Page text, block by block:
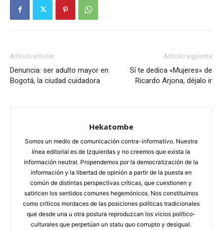
Artículo anterior
Denuncia: ser adulto mayor en
Bogotá, la ciudad cuidadora
Artículo siguiente
Sí te dedica «Mujeres» de
Ricardo Arjona, déjalo ir
Hekatombe
Somos un medio de comunicación contra-informativo. Nuestra
línea editorial es de Izquierdas y no creemos que exista la
información neutral. Propendemos por la democratización de la
información y la libertad de opinión a partir de la puesta en
común de distintas perspectivas críticas, que cuestionen y
satiricen los sentidos comunes hegemónicos. Nos constituimos
como críticos mordaces de las posiciones políticas tradicionales
que desde una u otra postura reproduzcan los vicios político-
culturales que perpetúan un statu quo corrupto y desigual.